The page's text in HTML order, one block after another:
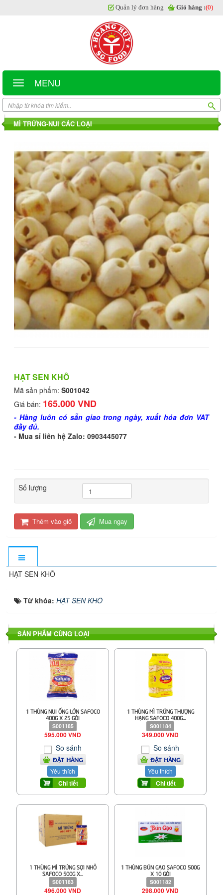
MENU
Quản lý đơn hàng Giỏ hàng :(0)
MÌ TRỨNG-NUI CÁC LOẠI
HẠT SEN KHÔ
Mã sản phẩm: S001042
Giá bán: 165.000 VND
- Hàng luôn có sẵn giao trong ngày, xuất hóa đơn VAT
đầy đủ.
- Mua sỉ liên hệ Zalo: 0903445077
Số lượng
Thêm vào giỏ Mua ngay
HẠT SEN KHÔ
Từ khóa: HẠT SEN KHÔ
SẢN PHẨM CÙNG LOẠI
1 THÙNG NUI ỐNG LỚN SAFOCO
400G X 25 GÓI
S001185
595.000 VND
So sánh
ĐẶT HÀNG
Yêu thích
Chi tiết
1 THÙNG MÌ TRỨNG THƯỢNG
HẠNG SAFOCO 400G...
S001184
349.000 VND
So sánh
ĐẶT HÀNG
Yêu thích
Chi tiết
1 THÙNG MÌ TRỨNG SỢI NHỎ
SAFOCO 500G X...
S001183
496.000 VND
1 THÙNG BÚN GẠO SAFOCO 500G
X 10 GÓI
S001182
298.000 VND